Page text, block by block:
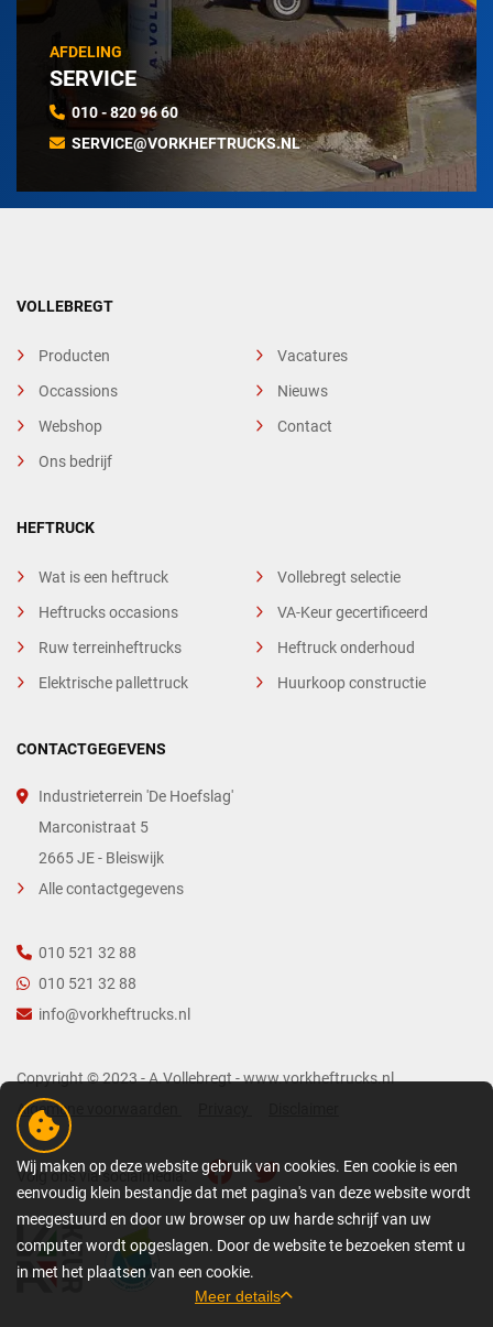
AFDELING
SERVICE
010 - 820 96 60
SERVICE@VORKHEFTRUCKS.NL
VOLLEBREGT
Producten
Occassions
Webshop
Ons bedrijf
Vacatures
Nieuws
Contact
HEFTRUCK
Wat is een heftruck
Heftrucks occasions
Ruw terreinheftrucks
Elektrische pallettruck
Vollebregt selectie
VA-Keur gecertificeerd
Heftruck onderhoud
Huurkoop constructie
CONTACTGEGEVENS
Industrieterrein 'De Hoefslag'
Marconistraat 5
2665 JE - Bleiswijk
Alle contactgegevens
010 521 32 88
010 521 32 88
info@vorkheftrucks.nl
Copyright © 2023 - A.Vollebregt - www.vorkheftrucks.nl
Algemene voorwaarden
Volg ons via socialmedia:
Wij maken op deze website gebruik van cookies. Een cookie is een
eenvoudig klein bestandje dat met pagina's van deze website wordt
meegestuurd en door uw browser op uw harde schrijf van uw
computer wordt opgeslagen. Door de website te bezoeken stemt u
in met het plaatsen van een cookie.
Meer details